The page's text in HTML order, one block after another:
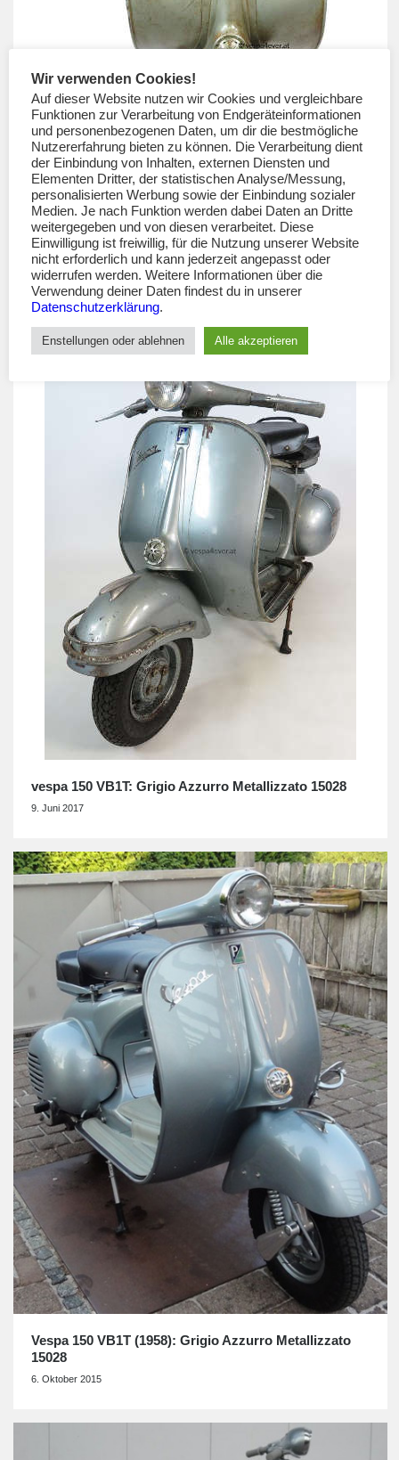
Vespa 150 VB1T: Grigio Azzurro 15028 Metallizzato
vespa 150 VB1T: Grigio Azzurro Metallizzato 15028
9. Juni 2017
Vespa 150 VB1T (1958): Grigio Azzurro Metallizzato
15028
6. Oktober 2015
Wir verwenden Cookies!
Auf dieser Website nutzen wir Cookies und vergleichbare
Funktionen zur Verarbeitung von Endgeräteinformationen
und personenbezogenen Daten, um dir die bestmögliche
Nutzererfahrung bieten zu können. Die Verarbeitung dient
der Einbindung von Inhalten, externen Diensten und
Elementen Dritter, der statistischen Analyse/Messung,
personalisierten Werbung sowie der Einbindung sozialer
Medien. Je nach Funktion werden dabei Daten an Dritte
weitergegeben und von diesen verarbeitet. Diese
Einwilligung ist freiwillig, für die Nutzung unserer Website
nicht erforderlich und kann jederzeit angepasst oder
widerrufen werden. Weitere Informationen über die
Verwendung deiner Daten findest du in unserer
Datenschutzerklärung.
Enstellungen oder ablehnen Alle akzeptieren